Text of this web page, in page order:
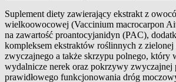
Opis produktu
Suplement diety zawierający ekstrakt z
wielkoowocowej (Vaccinium macrocarpon
na zawartość proantocyjanidyn (PAC),
kompleksem ekstraktów roślinnych z zielonej
zwyczajnego a także skrzypu polnego, który
wydalnicze nerek oraz pokrzywy zwyczajnej
prawidłowego funkcjonowania dróg